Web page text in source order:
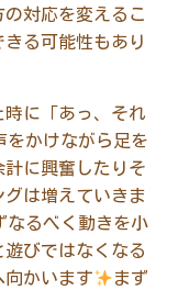
対応を変えるこ
る可能性もあり
に「あっ、それ
をかけながら足を
に興奮したりそ
は増えていきま
なるべく動きを小
びではなくなる
かいます
まず